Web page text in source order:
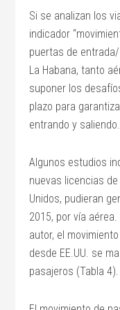
Si se analizan los
indicador
puertas de
La Habana, tanto
suponer los
plazo para
entrando y saliendo.
Algunos estudios
nuevas licencias
Unidos, pudieran
2015, por vía
autor, el
desde EE.UU. se
pasajeros (Tabla 4).